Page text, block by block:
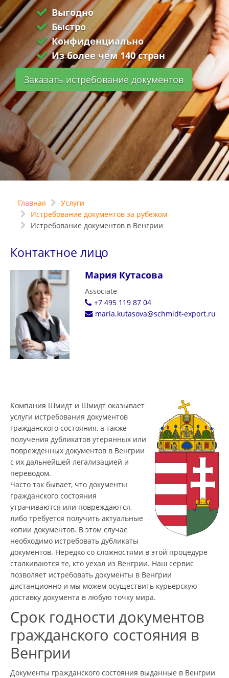
Выгодно
Быстро
Конфиденциально
Из более чем 140 стран
Заказать истребование документов
Главная
Услуги
Истребование документов за рубежом
Истребование документов в Венгрии
Контактное лицо
Мария Кутасова
Associate
+7 495 119 87 04
maria.kutasova@schmidt-export.ru
Компания Шмидт и Шмидт оказывает
услуги истребования документов
гражданского состояния, а также
получения дубликатов утерянных или
поврежденных документов в Венгрии
с их дальнейшей легализацией и
переводом.
Часто так бывает, что документы
гражданского состояния
утрачиваются или повреждаются,
либо требуется получить актуальные
копии документов. В этом случае
необходимо истребовать дубликаты
документов. Нередко со сложностями в этой процедуре
сталкиваются те, кто уехал из Венгрии. Наш сервис
позволяет истребовать документы в Венгрии
дистанционно и мы можем осуществить курьерскую
доставку документа в любую точку мира.
Срок годности документов
гражданского состояния в
Венгрии
Документы гражданского состояния выданные в Венгрии